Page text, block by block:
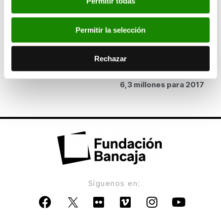
Permitir la selección
Rechazar
Fundación Bancaja aprueba un presupuesto de
6,3 millones para 2017
Un total de 90 asociaciones optan a las ayudas
de Bankia y la Fundación Bancaja para la
inserción de personas con discapacidad
Síguenos en: